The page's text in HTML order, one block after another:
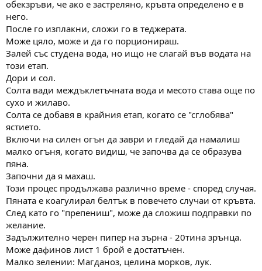
обекзръви, че ако е застреляно, кръвта определено е в
него.
После го изплакни, сложи го в теджерата.
Може цяло, може и да го порционираш.
Залей със студена вода, но ищо не слагай във водата на
този етап.
Дори и сол.
Солта вади междъклетъчната вода и месото става още по
сухо и жилаво.
Солта се добавя в крайния етап, когато се "сглобява"
ястието.
Включи на силен огън да заври и гледай да намалиш
малко огъня, когато видиш, че започва да се образува
пяна.
Започни да я махаш.
Този процес продължава различно време - според случая.
Пяната е коагулирал белтък в повечето случаи от кръвта.
След като го "препениш", може да сложиш подправки по
желание.
Задължително черен пипер на зърна - 20тина зрънца.
Може дафинов лист 1 брой е достатъчен.
Малко зелении: Магданоз, целина морков, лук.